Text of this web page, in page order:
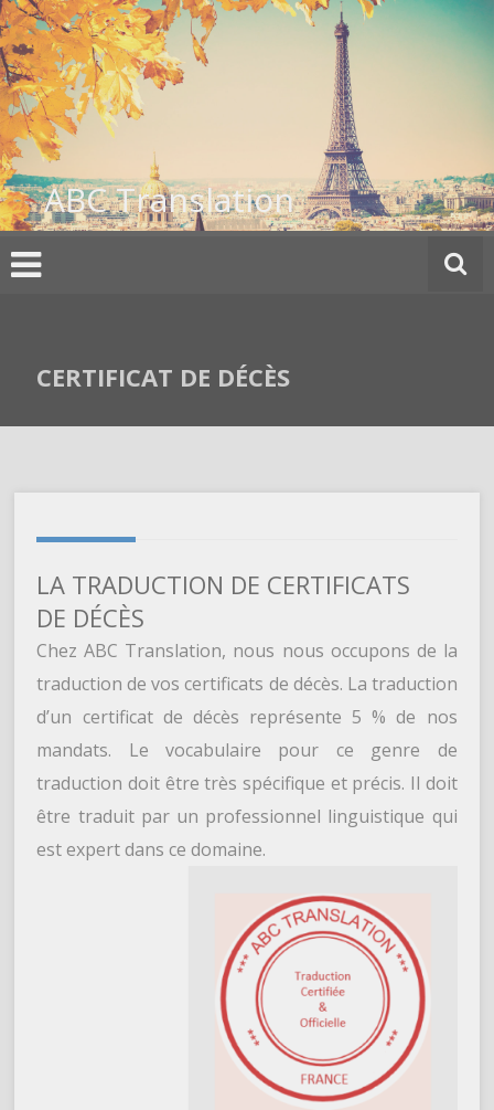
Skip
to
content
ABC Translation
CERTIFICAT DE DÉCÈS
LA TRADUCTION DE CERTIFICATS
DE DÉCÈS
Chez ABC Translation, nous nous occupons de la
traduction de vos certificats de décès. La traduction
d’un certificat de décès représente 5 % de nos
mandats. Le vocabulaire pour ce genre de
traduction doit être très spécifique et précis. Il doit
être traduit par un professionnel linguistique qui
est expert dans ce domaine.